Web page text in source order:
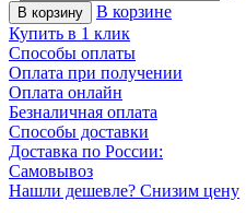
В корзину
В корзине
Купить в 1 клик
Способы оплаты
Оплата при получении
Оплата онлайн
Безналичная оплата
Способы доставки
Доставка по России:
Самовывоз
Нашли дешевле? Снизим цену